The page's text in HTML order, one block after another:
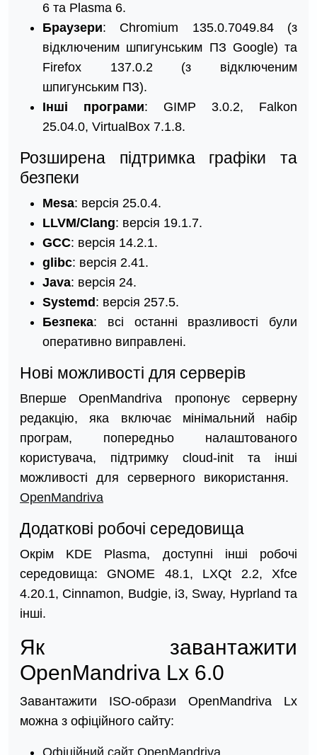
6 та Plasma 6.
Браузери: Chromium 135.0.7049.84 (з
відключеним шпигунським ПЗ Google) та
Firefox 137.0.2 (з відключеним
шпигунським ПЗ).
Інші програми: GIMP 3.0.2, Falkon
25.04.0, VirtualBox 7.1.8.
Розширена підтримка графіки та
безпеки
Mesa: версія 25.0.4.
LLVM/Clang: версія 19.1.7.
GCC: версія 14.2.1.
glibc: версія 2.41.
Java: версія 24.​
Systemd : версія 257.5.
Безпека: всі останні вразливості були
оперативно виправлені.​
Нові можливості для серверів
Вперше OpenMandriva пропонує серверну
редакцію, яка включає мінімальний набір
програм, попередньо налаштованого
користувача, підтримку cloud-init та інші
можливості для серверного використання. ​
OpenMandriva
Додаткові робочі середовища
Окрім KDE Plasma, доступні інші робочі
середовища: GNOME 48.1, LXQt 2.2, Xfce
4.20.1, Cinnamon, Budgie, i3, Sway, Hyprland та
інші.
Як завантажити
OpenMandriva Lx 6.0
Завантажити ISO-образи OpenMandriva Lx
можна з офіційного сайту:​
Офіційний сайт OpenMandriva